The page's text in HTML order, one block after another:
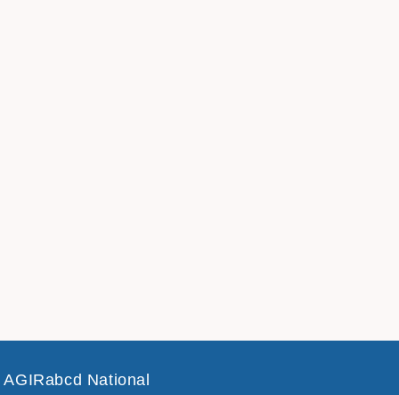
AGIRabcd National